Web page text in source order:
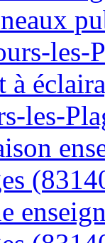
les-
à
les-